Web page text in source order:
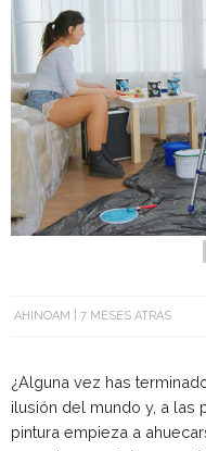
AHINOAM 7 MESES ATRÁS
¿Alguna vez has
ilusión del mundo y, a las
pintura empieza a